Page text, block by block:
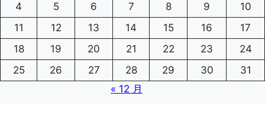
4
5 6 7 8 9
10
11
12 13 14 15 16
17
18
19 20 21 22 23
24
25
26 27 28 29 30
31
« 12 月